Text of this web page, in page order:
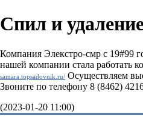
Спил и
Компания Элекстро-смр с 19#99
нашей компании стала работать
samara.topsadovnik.ru/ Осуществляем
Звоните по телефону 8 (8462)
(2023-01-20 11:00)